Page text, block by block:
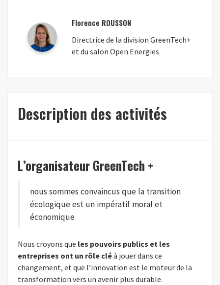
Florence ROUSSON
Directrice de la division GreenTech+
et du salon Open Energies
Description des activités
L’organisateur GreenTech +
nous sommes convaincus que la transition
écologique est un impératif moral et
économique
Nous croyons que les pouvoirs publics et les
entreprises ont un rôle cléà jouer dans ce
changement, et que l’innovation est le moteur de la
transformation vers un avenir plus durable.